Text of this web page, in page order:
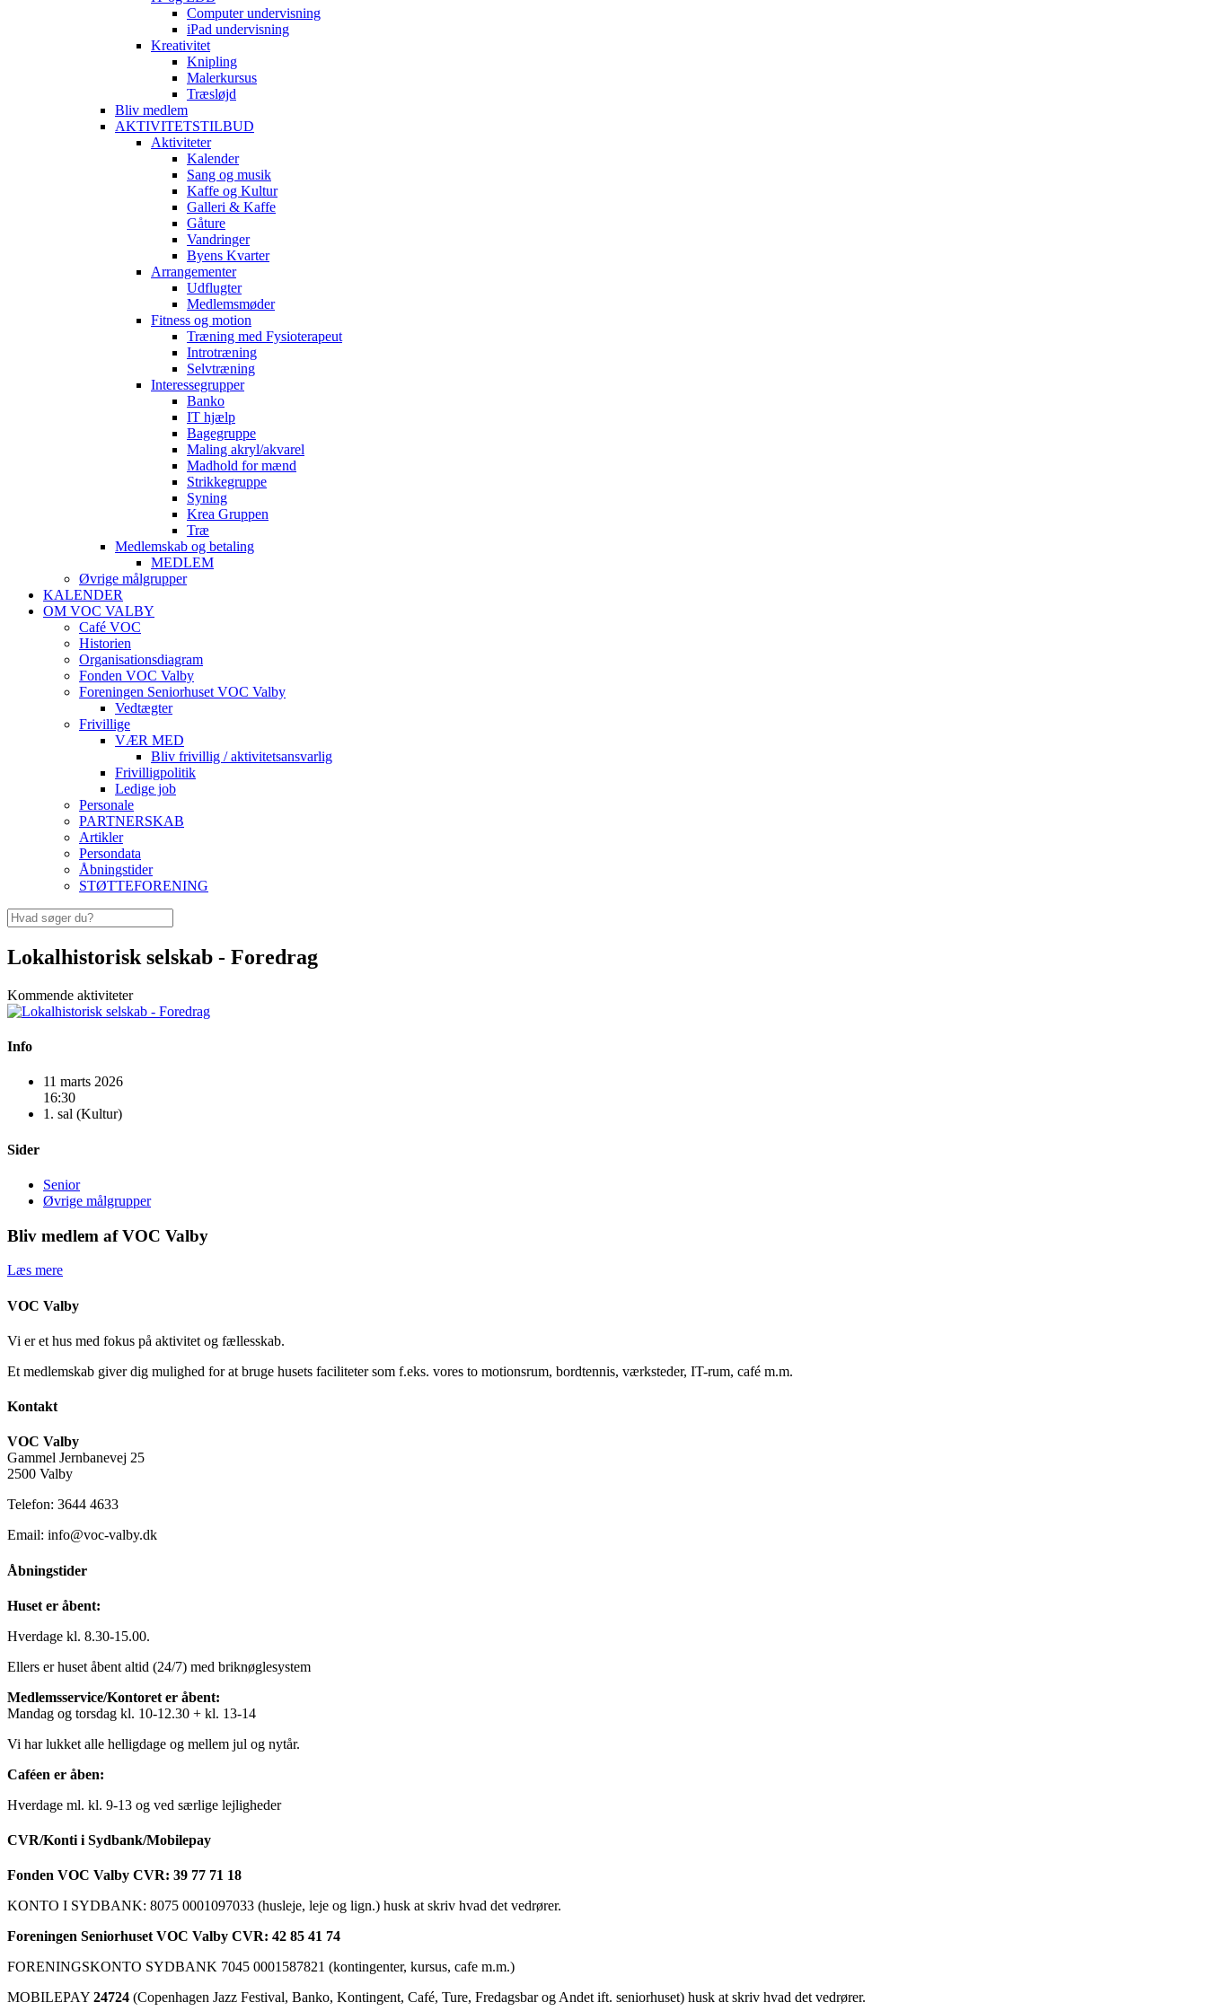
Computer undervisning
iPad undervisning
Kreativitet
Knipling
Malerkursus
Træsløjd
Bliv medlem
AKTIVITETSTILBUD
Aktiviteter
Kalender
Sang og musik
Kaffe og Kultur
Galleri & Kaffe
Gåture
Vandringer
Byens Kvarter
Arrangementer
Udflugter
Medlemsmøder
Fitness og motion
Træning med Fysioterapeut
Introtræning
Selvtræning
Interessegrupper
Banko
IT hjælp
Bagegruppe
Maling akryl/akvarel
Madhold for mænd
Strikkegruppe
Syning
Krea Gruppen
Træ
Medlemskab og betaling
MEDLEM
Øvrige målgrupper
KALENDER
OM VOC VALBY
Café VOC
Historien
Organisationsdiagram
Fonden VOC Valby
Foreningen Seniorhuset VOC Valby
Vedtægter
Frivillige
VÆR MED
Bliv frivillig / aktivitetsansvarlig
Frivilligpolitik
Ledige job
Personale
PARTNERSKAB
Artikler
Persondata
Åbningstider
STØTTEFORENING
Lokalhistorisk selskab - Foredrag
Kommende aktiviteter
Info
11 marts 2026
16:30
1. sal (Kultur)
Sider
Senior
Øvrige målgrupper
Bliv medlem af VOC Valby
Læs mere
VOC Valby
Vi er et hus med fokus på aktivitet og fællesskab.
Et medlemskab giver dig mulighed for at bruge husets faciliteter som f.eks. vores to motionsrum, bordtennis, værksteder, IT-rum, café m.m.
Kontakt
VOC Valby
Gammel Jernbanevej 25
2500 Valby
Telefon: 3644 4633
Email: info@voc-valby.dk
Åbningstider
Huset er åbent:
Hverdage kl. 8.30-15.00.
Ellers er huset åbent altid (24/7) med briknøglesystem
Medlemsservice/Kontoret er åbent:
Mandag og torsdag kl. 10-12.30 + kl. 13-14
Vi har lukket alle helligdage og mellem jul og nytår.
Caféen er åben:
Hverdage ml. kl. 9-13 og ved særlige lejligheder
CVR/Konti i Sydbank/Mobilepay
Fonden VOC Valby CVR: 39 77 71 18
KONTO I SYDBANK: 8075 0001097033 (husleje, leje og lign.) husk at skriv hvad det vedrører.
Foreningen Seniorhuset VOC Valby CVR: 42 85 41 74
FORENINGSKONTO SYDBANK 7045 0001587821 (kontingenter, kursus, cafe m.m.)
MOBILEPAY 24724 (Copenhagen Jazz Festival, Banko, Kontingent, Café, Ture, Fredagsbar og Andet ift. seniorhuset) husk at skriv hvad det vedrører.